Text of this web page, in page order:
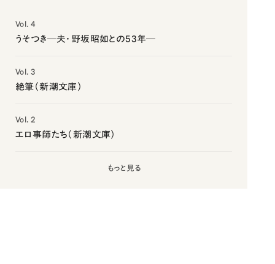
Vol. 4
うそつき―夫・野坂昭如との53年―
Vol. 3
絶筆（新潮文庫）
Vol. 2
エロ事師たち（新潮文庫）
もっと見る